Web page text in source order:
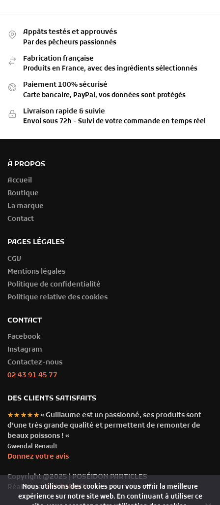
Appâts testés et approuvés
Par des pêcheurs passionnés
Fabrication française
Produits en France, avec des ingrédients sélectionnés
Paiement 100% sécurisé
Carte bancaire, PayPal, vos données sont protégés
Livraison rapide & suivie
Envoi sous 72h - Suivi de votre commande en temps réel
À PROPOS
Accueil
Boutique
La marque
Contact
PAGES LÉGALES
CGV
Mentions légales
Politique de confidentialité
Politique relative des cookies
CONTACT
Facebook
Instagram
Contactez-nous
02 43 91 45 77
DES CLIENTS SATISFAITS
★★★★★« Guillaume est un passionné, ses produits sont
d’une très grande qualité et permettent de remonter de
beaux poissons ! «
Gwendal Renault
Donnez votre avis
Copyright @2025 | POSÉIDON PARTICLES
Réalisé parNH AGENCY
Nous utilisons des cookies pour vous offrir la meilleure
expérience sur notre site web. En continuant à utiliser ce